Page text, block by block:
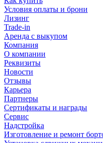
Условия оплаты и брони
Лизинг
Trade-in
Аренда с выкупом
Компания
О компании
Реквизиты
Новости
Отзывы
Карьера
Партнеры
Сертификаты и награды
Сервис
Надстройка
Изготовление и ремонт